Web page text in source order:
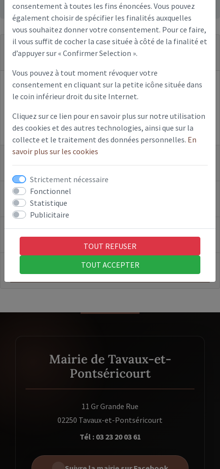
consentement à toutes les fins énoncées. Vous pouvez
également choisir de spécifier les finalités auxquelles
vous souhaitez donner votre consentement. Pour ce faire,
il vous suffit de cocher la case située à côté de la finalité et
d’appuyer sur « Confirmer Selection ».
Vous pouvez à tout moment révoquer votre
consentement en cliquant sur la petite icône située dans
le coin inférieur droit du site Internet.
Cliquez sur ce lien pour en savoir plus sur notre utilisation
des cookies et des autres technologies, ainsi que sur la
collecte et le traitement des données personnelles. En
savoir plus sur les cookies
Strictement nécessaire
Fonctionnel
Statistique
Publicitaire
TOUT REFUSER
TOUT ACCEPTER
1. Hébergement
OVHcloud
RTE DE LA FERME MASSON
https://www.ovh.com
3. Loi Informatique et Libertés
5. Droits de reproduction et liens hypertexte
Mairie de Tavaux-et-
Pontséricourt
11 Gr Grande Rue
02250 Tavaux-et-Pontséricourt
Tél : 03 23 20 03 61